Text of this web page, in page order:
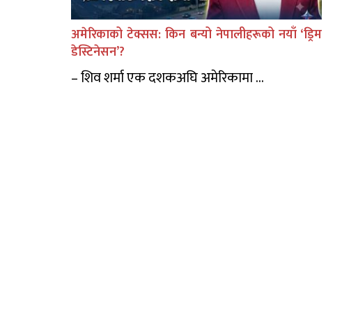
अमेरिकाको टेक्सस: किन बन्यो नेपालीहरूको नयाँ ‘ड्रिम
डेस्टिनेसन’?
– शिव शर्मा एक दशकअघि अमेरिकामा ...